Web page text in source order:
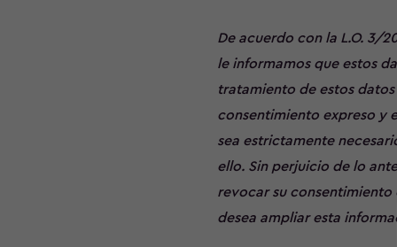
De acuerdo con la L.O. 3/
le informamos que estos
tratamiento de estos
consentimiento expreso y
sea estrictamente
ello. Sin perjuicio de lo
revocar su
desea ampliar esta